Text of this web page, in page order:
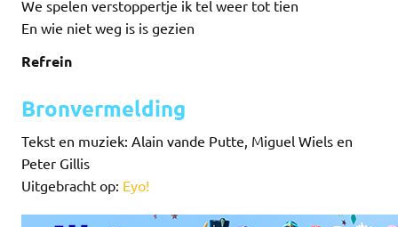
We spelen verstoppertje ik tel weer tot tien
En wie niet weg is is gezien
Refrein
Bronvermelding
Tekst en muziek: Alain vande Putte, Miguel Wiels en
Peter Gillis
Uitgebracht op: Eyo!